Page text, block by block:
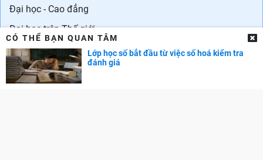
Đại học - Cao đẳng
Đại học trên Thế giới
Danh sách trường quốc tế ở Hà Nội
Danh sách các trường quốc tế tại TPHCM
CÓ THỂ BẠN QUAN TÂM
Lớp học số bắt đầu từ việc số hoá kiểm tra
đánh giá